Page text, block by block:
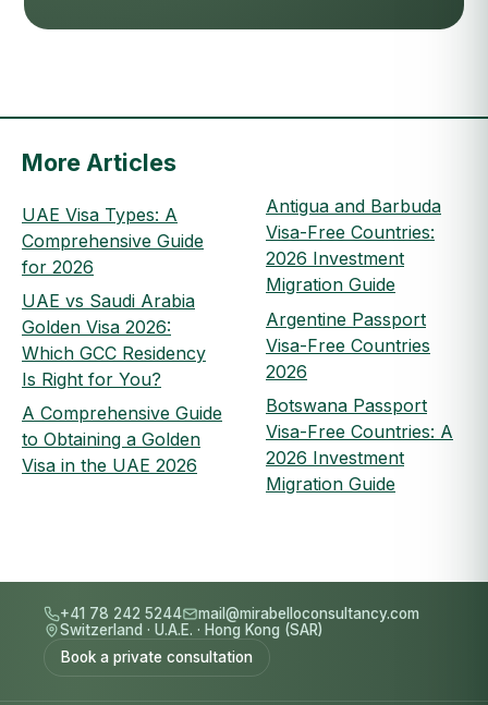
More Articles
UAE Visa Types: A
Comprehensive Guide
for 2026
UAE vs Saudi Arabia
Golden Visa 2026:
Which GCC Residency
Is Right for You?
A Comprehensive Guide
to Obtaining a Golden
Visa in the UAE 2026
Antigua and Barbuda
Visa-Free Countries:
2026 Investment
Migration Guide
Argentine Passport
Visa-Free Countries
2026
Botswana Passport
Visa-Free Countries: A
2026 Investment
Migration Guide
+41 78 242 5244
mail@mirabelloconsultancy.com
Switzerland · U.A.E. · Hong Kong (SAR)
Book a private consultation